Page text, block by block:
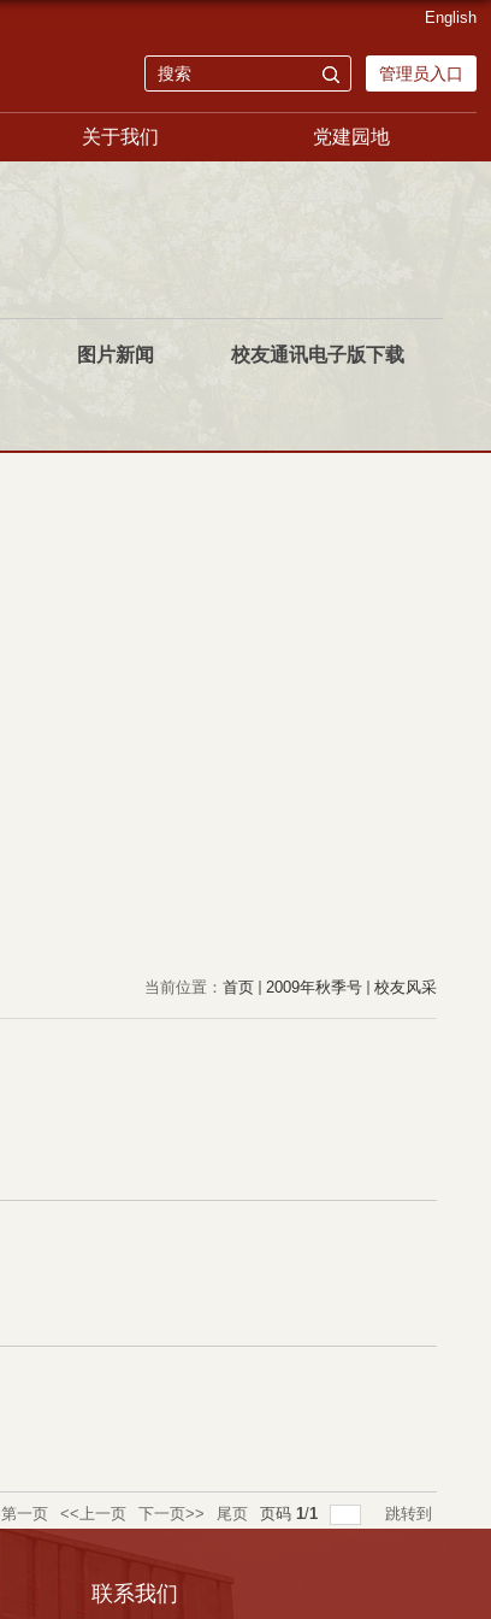
管理员入口
English
关于我们 党建园地
图片新闻 校友通讯电子版下载
当前位置： 首页 2009年秋季号 校友风采
第一页 <<上一页 下一页>> 尾页 页码 1/1 跳转到
联系我们